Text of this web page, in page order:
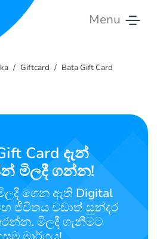
Menu
Giftcard Bata Gift Card
Card දැන්
මිලදී ගන්න!
ගෙන ඇති Digital
ජීවිතය වඩාත් සුන්දර
මිලදී ගැනීමට